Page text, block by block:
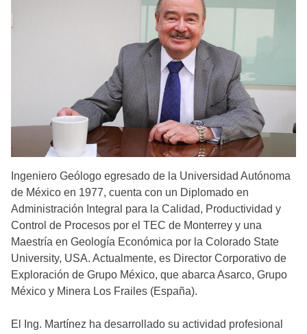
Ingeniero Geólogo egresado de la Universidad Autónoma
de México en 1977, cuenta con un Diplomado en
Administración Integral para la Calidad, Productividad y
Control de Procesos por el TEC de Monterrey y una
Maestría en Geología Económica por la Colorado State
University, USA. Actualmente, es Director Corporativo de
Exploración de Grupo México, que abarca Asarco, Grupo
México y Minera Los Frailes (España).
El Ing. Martínez ha desarrollado su actividad profesional